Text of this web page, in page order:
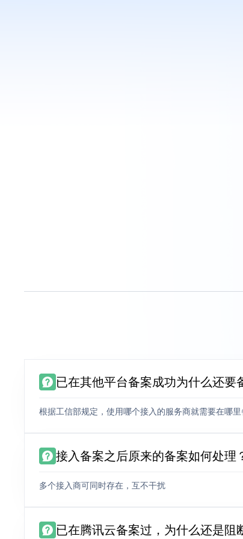
已在其他平台备案成功为什么还要
根据工信部规定，使用哪个接入的服务商就需要在哪里
接入备案之后原来的备案如何处理
多个接入商可同时存在，互不干扰
已在腾讯云备案过，为什么还是阻